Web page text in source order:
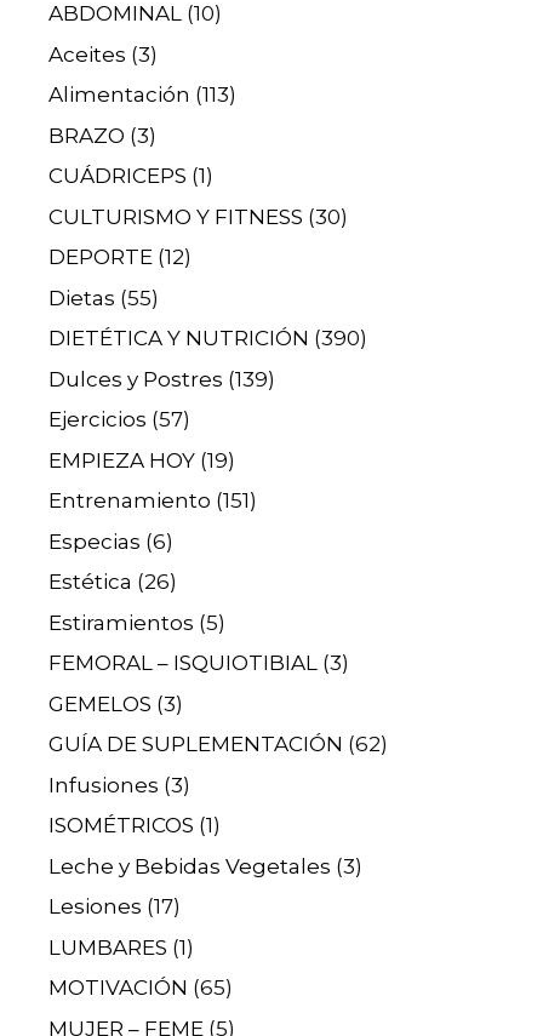
ABDOMINAL (10)
Aceites (3)
Alimentación (113)
BRAZO (3)
CUÁDRICEPS (1)
CULTURISMO Y FITNESS (30)
DEPORTE (12)
Dietas (55)
DIETÉTICA Y NUTRICIÓN (390)
Dulces y Postres (139)
Ejercicios (57)
EMPIEZA HOY (19)
Entrenamiento (151)
Especias (6)
Estética (26)
Estiramientos (5)
FEMORAL – ISQUIOTIBIAL (3)
GEMELOS (3)
GUÍA DE SUPLEMENTACIÓN (62)
Infusiones (3)
ISOMÉTRICOS (1)
Leche y Bebidas Vegetales (3)
Lesiones (17)
LUMBARES (1)
MOTIVACIÓN (65)
MUJER – FEME (5)